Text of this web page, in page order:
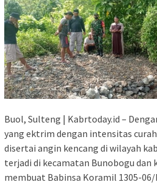
Buol, Sulteng | Kabrtoday.id –
yang ektrim dengan intensitas
disertai angin kencang di wilayah
terjadi di kecamatan Bunobogu dan
membuat Babinsa Koramil 1305-